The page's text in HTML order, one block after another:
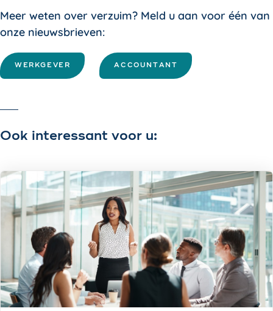
Meer weten over verzuim? Meld u aan voor één van
onze nieuwsbrieven:
WERKGEVER ACCOUNTANT
Ook interessant voor u: